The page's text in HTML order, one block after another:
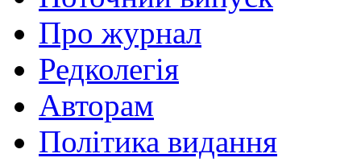
Про журнал
Редколегія
Авторам
Політика видання